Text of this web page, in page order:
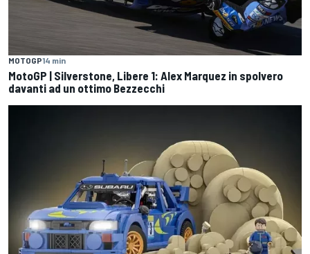
MOTOGP14 min
MotoGP | Silverstone, Libere 1: Alex Marquez in spolvero
davanti ad un ottimo Bezzecchi